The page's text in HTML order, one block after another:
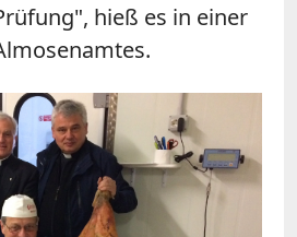
hieß es in einer